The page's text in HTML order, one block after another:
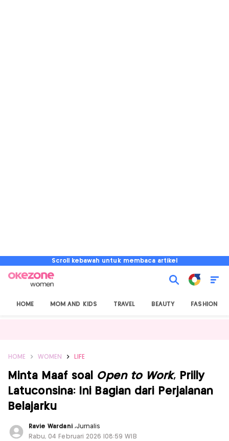
Scroll kebawah untuk membaca artikel
HOME MOM AND KIDS TRAVEL BEAUTY FASHION
HOME WOMEN LIFE
Minta Maaf soal Open to Work, Prilly
Latuconsina: Ini Bagian dari Perjalanan
Belajarku
Ravie Wardani ,Jurnalis
Rabu, 04 Februari 2026 |08:59 WIB